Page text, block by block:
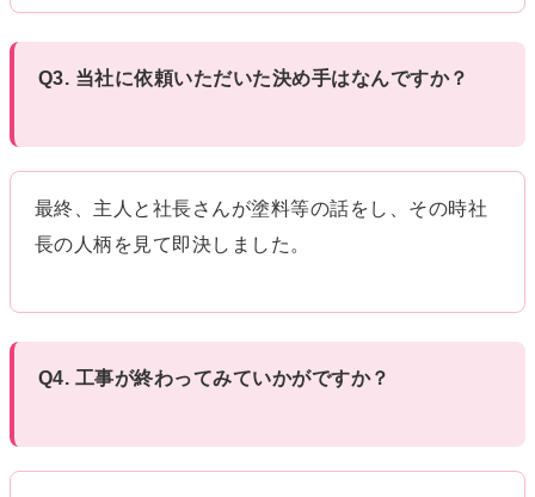
Q3. 当社に依頼いただいた決め手はなんですか？
最終、主人と社長さんが塗料等の話をし、その時社
長の人柄を見て即決しました。
Q4. 工事が終わってみていかがですか？